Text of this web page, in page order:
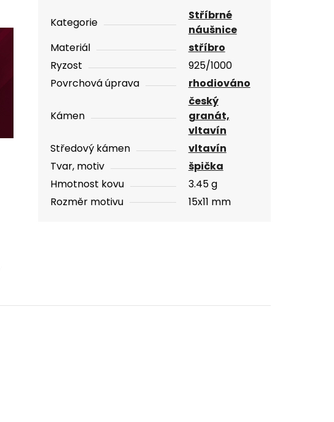
Kategorie
Stříbrné
náušnice
Materiál
stříbro
Ryzost
925/1000
Povrchová úprava
rhodiováno
Kámen
český
granát,
vltavín
Středový kámen
vltavín
Tvar, motiv
špička
Hmotnost kovu
3.45 g
Rozměr motivu
15x11 mm